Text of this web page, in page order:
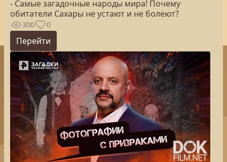
- Самые загадочные народы мира! Почему
обитатели Сахары не устают и не болеют?
300 0
Перейти